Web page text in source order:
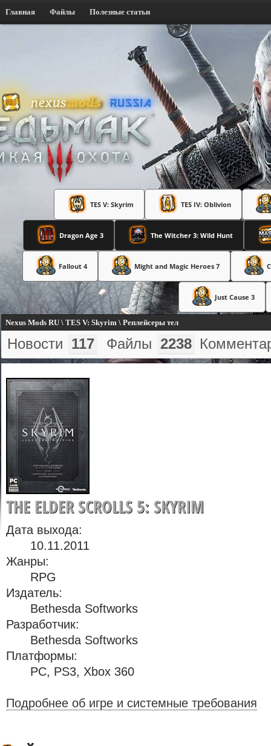
Главная Файлы Полезные статьи
TES V: Skyrim TES IV: Oblivion
Dragon Age 3 The Witcher 3: Wild Hunt
Fallout 4 Might and Magic Heroes 7
Just Cause 3
Nexus Mods RU \ TES V: Skyrim \ Реплейсеры тел
Новости 117 Файлы 2238
THE ELDER SCROLLS 5: SKYRIM
Дата выхода:
10.11.2011
Жанры:
RPG
Издатель:
Bethesda Softworks
Разработчик:
Bethesda Softworks
Платформы:
PC, PS3, Xbox 360
Подробнее об игре и системные требования